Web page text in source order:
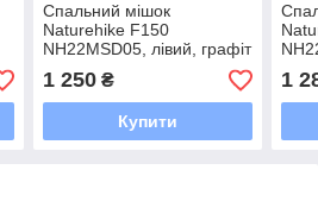
Спальний мішок
Naturehike F150
NH22MSD05, лівий, графіт
1 250₴
Купити
1